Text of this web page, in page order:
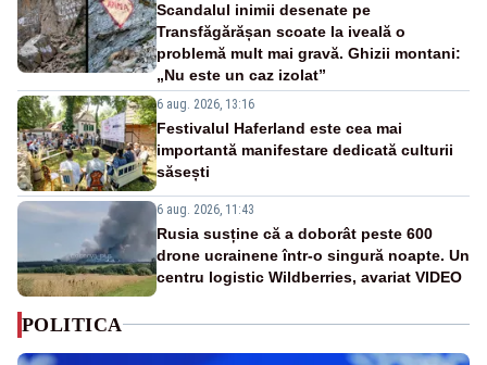
Scandalul inimii desenate pe
Transfăgărășan scoate la iveală o
problemă mult mai gravă. Ghizii montani:
„Nu este un caz izolat”
6 aug. 2026, 13:16
Festivalul Haferland este cea mai
importantă manifestare dedicată culturii
săsești
6 aug. 2026, 11:43
Rusia susține că a doborât peste 600
drone ucrainene într-o singură noapte. Un
centru logistic Wildberries, avariat VIDEO
POLITICA